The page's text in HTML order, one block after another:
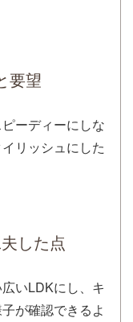
要望
ーディーにしな
リッシュにした
した点
いLDKにし、キ
が確認できるよ